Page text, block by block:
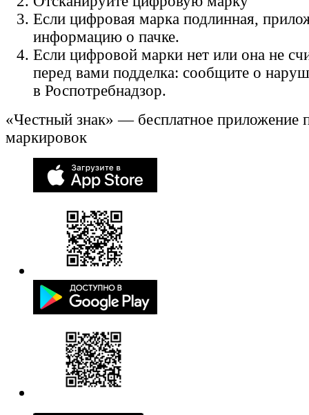
Если цифровая марка подлинная,
информацию о пачке.
Если цифровой марки нет или она не
перед вами подделка: сообщите о
в Роспотребнадзор.
«Честный знак» — бесплатное приложение
маркировок